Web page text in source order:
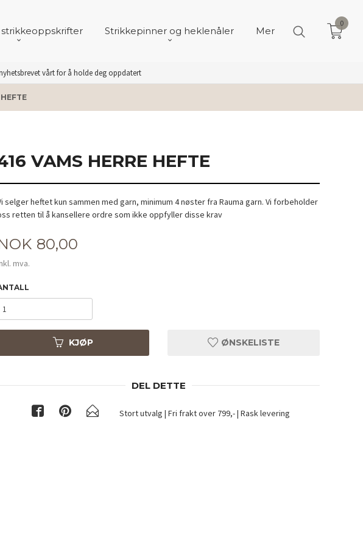
vårt for å holde deg oppdatert
Strikkepinner og heklenåler Mer
0
VAMS HERRE HEFTE
selger heftet kun sammen med garn, minimum 4 nøster fra Rauma garn. Vi forbeholder
retten til å kansellere ordre som ikke oppfyller disse krav
80,00
mva.
KJØP ØNSKELISTE
DEL DETTE
Stort utvalg | Fri frakt over 799,- | Rask levering